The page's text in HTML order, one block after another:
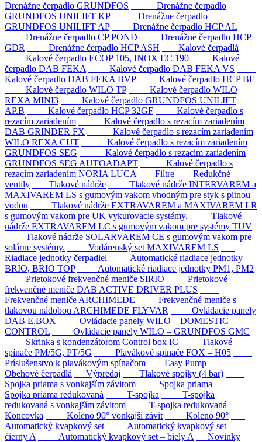
Drenážne čerpadlo GRUNDFOS
Drenážne čerpadlo
GRUNDFOS UNILIFT KP
Drenážne čerpadlo
GRUNDFOS UNILIFT AP
Drenážne čerpadlo HCP AL
Drenážne čerpadlo CP POND
Drenážne čerpadlo HCP
GDR
Drenážne čerpadlo HCP ASH
Kalové čerpadlá
Kalové čerpadlo ECOP 105, INOX EC 190
Kalové
čerpadlo DAB FEKA
Kalové čerpadlo DAB FEKA VS
Kalové čerpadlo DAB FEKA BVP
Kalové čerpadlo HCP BF
Kalové čerpadlo WILO TP
Kalové čerpadlo WILO
REXA MINI3
Kalové čerpadlo GRUNDFOS UNILIFT
AP.B
Kalové čerpadlo HCP 32GF
Kalové čerpadlo s
rezacím zariadením
Kalové čerpadlo s rezacím zariadením
DAB GRINDER FX
Kalové čerpadlo s rezacím zariadením
WILO REXA CUT
Kalové čerpadlo s rezacím zariadením
GRUNDFOS SEG
Kalové čerpadlo s rezacím zariadením
GRUNDFOS SEG AUTOADAPT
Kalové čerpadlo s
rezacím zariadením NORIA LUCA
Filtre
Redukčné
ventily
Tlakové nádrže
Tlakové nádrže INTERVAREM a
MAXIVAREM LS s gumovým vakom vhodným pre styk s pitnou
vodou
Tlakové nádrže EXTRAVAREM a MAXIVAREM LR
s gumovým vakom pre UK vykurovacie systémy.
Tlakové
nádrže EXTRAVAREM LC s gumovým vakom pre systémy TUV
Tlakové nádrže SOLARVAREM CE s gumovým vakom pre
solárne systémy.
Vodárenský set MAXIVAREM LS
Riadiace jednotky čerpadiel
Automatické riadiace jednotky
BRIO, BRIO TOP
Automatické riadiace jednotky PM1, PM2
Prietokové frekvenčné meniče SIRIO
Prietokové
frekvenčné meniče DAB ACTIVE DRIVER PLUS
Frekvenčné meniče ARCHIMEDE
Frekvenčné meniče s
tlakovou nádobou ARCHIMEDE FLYVAR
Ovládacie panely
DAB E.BOX
Ovládacie panely WILO – DOMESTIC
CONTROL
Ovládacie panely WILO – GRUNDFOS GMC
Skrinka s kondenzátorom Control box IC
Tlakové
spínače PM/5G, PT/5G
Plavákové spínače FOX – H05
Príslušenstvo k plavákovým spínačom
Easy Pump
Obehové čerpadlá
Výpredaj
Tlakové spojky (4 bar)
Spojka priama s vonkajším závitom
Spojka priama
Spojka priama redukovaná
T-spojka
T-spojka
redukovaná s vonkajším závitom
T-spojka redukovaná
Koncovka
Koleno 90° vonkajší závit
Koleno 90°
Automatický kvapkový set
Automatický kvapkový set –
čierny A
Automatický kvapkový set – biely A Novinky